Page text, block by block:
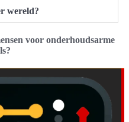
wereld?
voor onderhoudsarme